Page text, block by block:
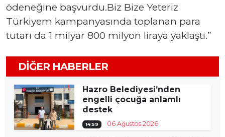
ödeneğine başvurdu.Biz Bize Yeteriz
Türkiyem kampanyasında toplanan para
tutarı da 1 milyar 800 milyon liraya yaklaştı.”
DIĞER HABERLER
Hazro Belediyesi’nden
engelli çocuğa anlamlı
destek
14:59 06 Ağustos 2026